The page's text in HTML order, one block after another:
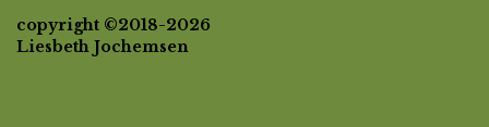
copyright ©2018-2026
Liesbeth Jochemsen